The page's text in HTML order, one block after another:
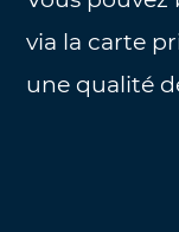
via la carte
une qualité